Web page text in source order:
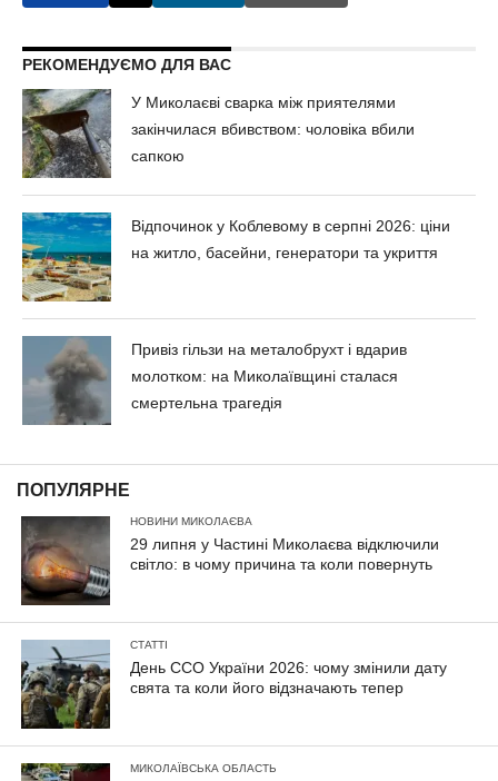
РЕКОМЕНДУЄМО ДЛЯ ВАС
У Миколаєві сварка між приятелями
закінчилася вбивством: чоловіка вбили
сапкою
Відпочинок у Коблевому в серпні 2026: ціни
на житло, басейни, генератори та укриття
Привіз гільзи на металобрухт і вдарив
молотком: на Миколаївщині сталася
смертельна трагедія
ПОПУЛЯРНЕ
НОВИНИ МИКОЛАЄВА
29 липня у Частині Миколаєва відключили
світло: в чому причина та коли повернуть
СТАТТІ
День ССО України 2026: чому змінили дату
свята та коли його відзначають тепер
МИКОЛАЇВСЬКА ОБЛАСТЬ